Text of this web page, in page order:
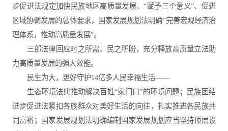
步促进法规定加快民族地区高质量发展、“赋予三个意义”、促进
区域协调发展的总体要求，国家发展规划法明确“完善宏观经济治
理体系，推动高质量发展”。
三部法律回应时之所需、民之所盼，充分释放高质量立法助
力高质量发展的强大效能。
民生为大，更好守护14亿多人民幸福生活——
生态环境法典推动解决百姓“家门口”的环境问题；民族团结
进步促进法紧扣各族群众对美好生活的向往，扎实推进各民族共
同富裕；国家发展规划法明确编制国家发展规划应当坚持顶层设